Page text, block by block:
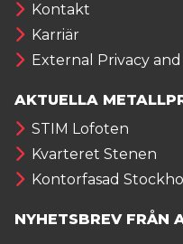
Kontakt
Karriär
External Privacy
AKTUELLA
STIM Lofoten
Kvarteret Stenen
Kontorfasad
NYHETSBREV FRÅN